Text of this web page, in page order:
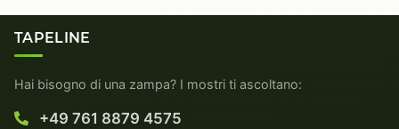
TAPELINE
Hai bisogno di una zampa? I mostri ti ascoltano:
+49 761 8879 4575